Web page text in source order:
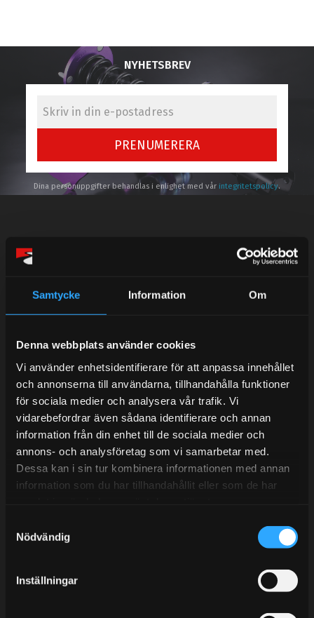
Samtycke Information Om
Denna webbplats använder cookies
Vi använder enhetsidentifierare för att anpassa innehållet
och annonserna till användarna, tillhandahålla funktioner
för sociala medier och analysera vår trafik. Vi
vidarebefordrar även sådana identifierare och annan
information från din enhet till de sociala medier och
annons- och analysföretag som vi samarbetar med.
Dessa kan i sin tur kombinera informationen med annan
information som du har tillhandahållit eller som de har
Nödvändig
Inställningar
NYHETSBREV
PRENUMERERA
Dina personuppgifter behandlas i enlighet med vår integritetspolicy.
Semestertider.
Under V.27 - V.33 nås vi enbart på mejl. Ordrar skickas
det helt stängt.
Mån-Tors: 10:30-15:00
Lunchstängt 12:00-13:00
Tel:031- 51 66 60
E-post: info@streetperformance.se
KUNSKAPSCENTER